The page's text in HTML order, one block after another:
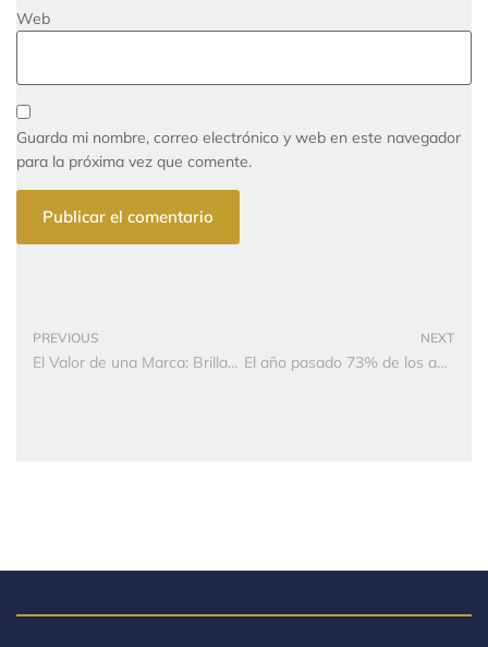
Web
Guarda mi nombre, correo electrónico y web en este navegador
para la próxima vez que comente.
PREVIOUS
El Valor de una Marca: Brillando en Times Square y Más Allá
NEXT
El año pasado 73% de los afiliados a Asobancaria implementaron nuevas tecnologías